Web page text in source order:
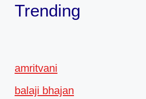
Trending
amritvani
balaji bhajan